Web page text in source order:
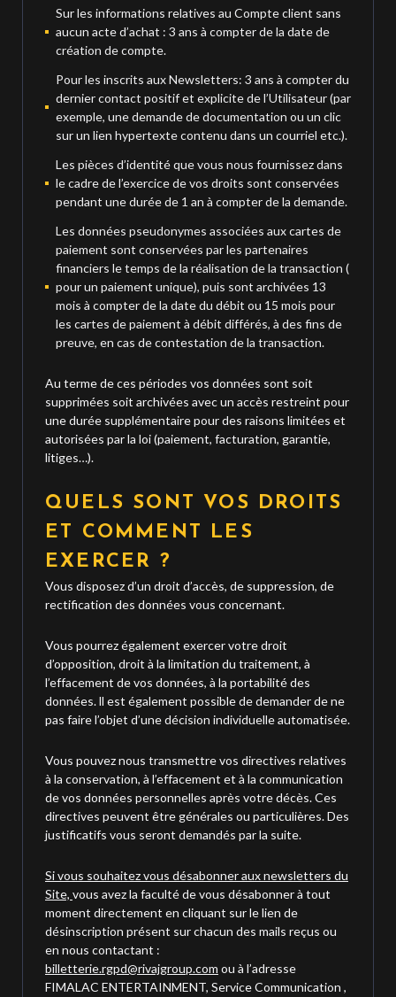
Sur les informations relatives au Compte client sans
aucun acte d’achat : 3 ans à compter de la date de
création de compte.
Pour les inscrits aux Newsletters: 3 ans à compter du
dernier contact positif et explicite de l’Utilisateur (par
exemple, une demande de documentation ou un clic
sur un lien hypertexte contenu dans un courriel etc.).
Les pièces d’identité que vous nous fournissez dans
le cadre de l’exercice de vos droits sont conservées
pendant une durée de 1 an à compter de la demande.
Les données pseudonymes associées aux cartes de
paiement sont conservées par les partenaires
financiers le temps de la réalisation de la transaction (
pour un paiement unique), puis sont archivées 13
mois à compter de la date du débit ou 15 mois pour
les cartes de paiement à débit différés, à des fins de
preuve, en cas de contestation de la transaction.
Au terme de ces périodes vos données sont soit
supprimées soit archivées avec un accès restreint pour
une durée supplémentaire pour des raisons limitées et
autorisées par la loi (paiement, facturation, garantie,
litiges…).
QUELS SONT VOS DROITS
ET COMMENT LES
EXERCER ?
Vous disposez d’un droit d’accès, de suppression, de
rectification des données vous concernant.
Vous pourrez également exercer votre droit
d’opposition, droit à la limitation du traitement, à
l’effacement de vos données, à la portabilité des
données. ll est également possible de demander de ne
pas faire l’objet d’une décision individuelle automatisée.
Vous pouvez nous transmettre vos directives relatives
à la conservation, à l’effacement et à la communication
de vos données personnelles après votre décès. Ces
directives peuvent être générales ou particulières. Des
justificatifs vous seront demandés par la suite.
Si vous souhaitez vous désabonner aux newsletters du
Site, vous avez la faculté de vous désabonner à tout
moment directement en cliquant sur le lien de
désinscription présent sur chacun des mails reçus ou
en nous contactant :
billetterie.rgpd@rivajgroup.com ou à l’adresse
FIMALAC ENTERTAINMENT, Service Communication ,